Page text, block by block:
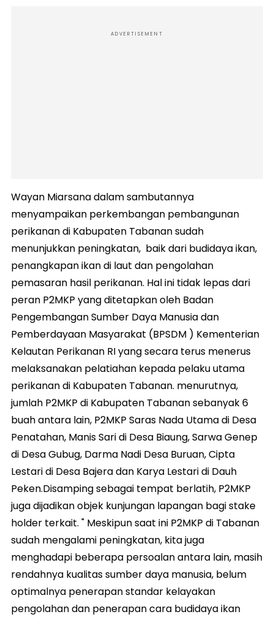
ADVERTISEMENT
Wayan Miarsana dalam sambutannya
menyampaikan perkembangan pembangunan
perikanan di Kabupaten Tabanan sudah
menunjukkan peningkatan, baik dari budidaya ikan,
penangkapan ikan di laut dan pengolahan
pemasaran hasil perikanan. Hal ini tidak lepas dari
peran P2MKP yang ditetapkan oleh Badan
Pengembangan Sumber Daya Manusia dan
Pemberdayaan Masyarakat (BPSDM ) Kementerian
Kelautan Perikanan RI yang secara terus menerus
melaksanakan pelatiahan kepada pelaku utama
perikanan di Kabupaten Tabanan. menurutnya,
jumlah P2MKP di Kabupaten Tabanan sebanyak 6
buah antara lain, P2MKP Saras Nada Utama di Desa
Penatahan, Manis Sari di Desa Biaung, Sarwa Genep
di Desa Gubug, Darma Nadi Desa Buruan, Cipta
Lestari di Desa Bajera dan Karya Lestari di Dauh
Peken.Disamping sebagai tempat berlatih, P2MKP
juga dijadikan objek kunjungan lapangan bagi stake
holder terkait. " Meskipun saat ini P2MKP di Tabanan
sudah mengalami peningkatan, kita juga
menghadapi beberapa persoalan antara lain, masih
rendahnya kualitas sumber daya manusia, belum
optimalnya penerapan standar kelayakan
pengolahan dan penerapan cara budidaya ikan